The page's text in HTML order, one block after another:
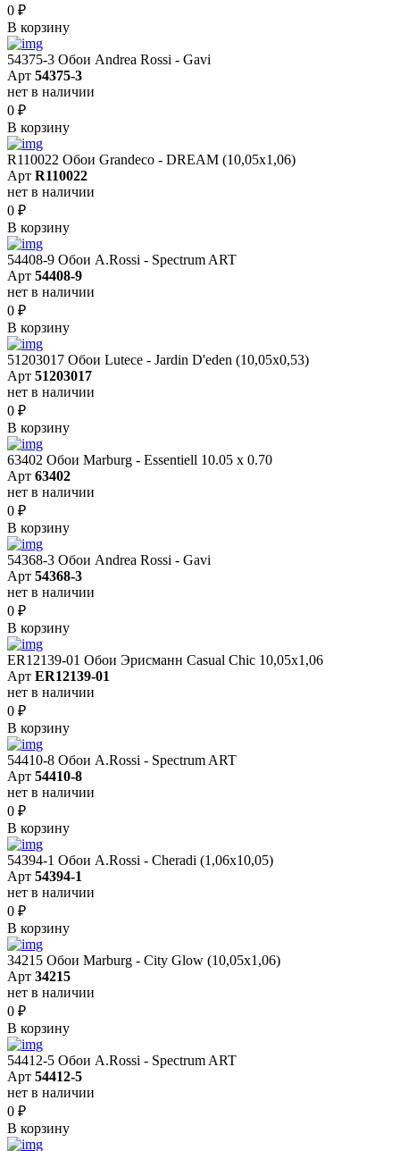
0 ₽
В корзину
54375-3 Обои Andrea Rossi - Gavi
Арт 54375-3
нет в наличии
0 ₽
В корзину
R110022 Обои Grandeco - DREAM (10,05х1,06)
Арт R110022
нет в наличии
0 ₽
В корзину
54408-9 Обои A.Rossi - Spectrum ART
Арт 54408-9
нет в наличии
0 ₽
В корзину
51203017 Обои Lutece - Jardin D'eden (10,05x0,53)
Арт 51203017
нет в наличии
0 ₽
В корзину
63402 Обои Marburg - Essentiell 10.05 х 0.70
Арт 63402
нет в наличии
0 ₽
В корзину
54368-3 Обои Andrea Rossi - Gavi
Арт 54368-3
нет в наличии
0 ₽
В корзину
ER12139-01 Обои Эрисманн Casual Chic 10,05x1,06
Арт ER12139-01
нет в наличии
0 ₽
В корзину
54410-8 Обои A.Rossi - Spectrum ART
Арт 54410-8
нет в наличии
0 ₽
В корзину
54394-1 Обои A.Rossi - Cheradi (1,06x10,05)
Арт 54394-1
нет в наличии
0 ₽
В корзину
34215 Обои Marburg - City Glow (10,05x1,06)
Арт 34215
нет в наличии
0 ₽
В корзину
54412-5 Обои A.Rossi - Spectrum ART
Арт 54412-5
нет в наличии
0 ₽
В корзину